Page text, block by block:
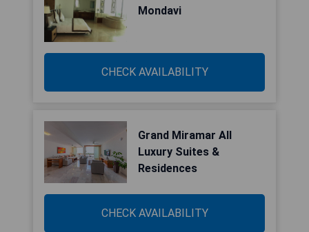
Mondavi
CHECK AVAILABILITY
Grand Miramar All
Luxury Suites &
Residences
CHECK AVAILABILITY